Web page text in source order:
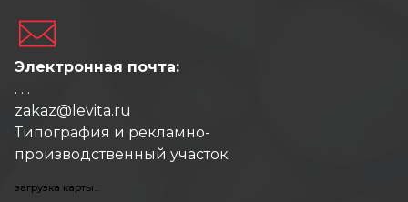
Электронная почта:
. . .
zakaz@levita.ru
Типография и рекламно-
производственный участок
загрузка карты...